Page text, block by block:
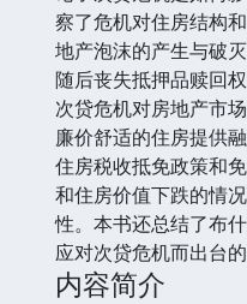
察了危机对住房结构
地产泡沫的产生与破
随后丧失抵押品赎回
次贷危机对房地产市
廉价舒适的住房提供
住房税收抵免政策和
和住房价值下跌的情
性。本书还总结了布
应对次贷危机而出台
内容简介